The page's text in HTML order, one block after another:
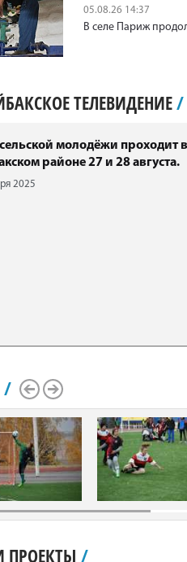
05.08.26 14:37
В селе Париж
ТЕЛЕВИДЕНИЕ/
молодёжи проходит в
районе 27 и 28 августа.
2025
/
Scroll Right
ПРОЕКТЫ /